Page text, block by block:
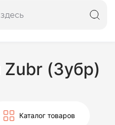
(Зубр)
Каталог товаров